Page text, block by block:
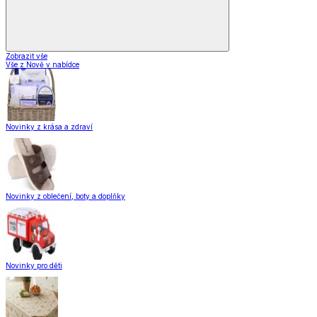
Zobrazit vše
Vše z Nově v nabídce
Novinky z krása a zdraví
Novinky z oblečení, boty a doplňky
Novinky pro děti